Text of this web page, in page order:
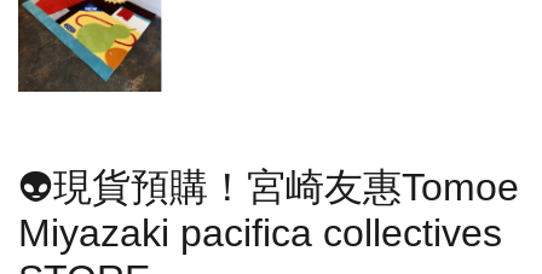
👽現貨預購！宮崎友惠Tomoe
Miyazaki pacifica collectives